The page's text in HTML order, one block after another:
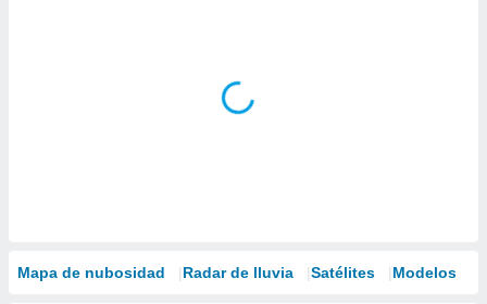
Mapa de nubosidad Radar de lluvia Satélites Modelos